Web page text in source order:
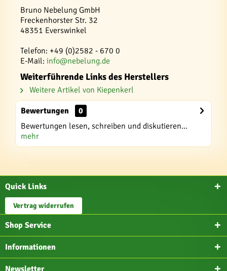
Bruno Nebelung GmbH
Freckenhorster Str. 32
48351 Everswinkel
Telefon: +49 (0)2582 - 670 0
E-Mail: info@nebelung.de
Weiterführende Links des Herstellers
Weitere Artikel von Kiepenkerl
Bewertungen
0
Bewertungen lesen, schreiben und diskutieren...
mehr
Quick Links
Vertrag widerrufen
Shop Service
Informationen
Newsletter